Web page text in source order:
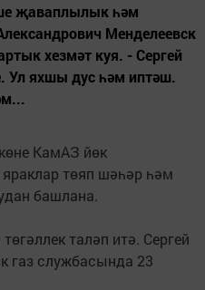
җаваплылык һәм
Менделеевск
хезмәт куя. - Сергей
Ул яхшы дус һәм иптәш.
КамАЗ йөк
төяп шәһәр һәм
башлана.
таләп итә. Сергей
газ службасында 23